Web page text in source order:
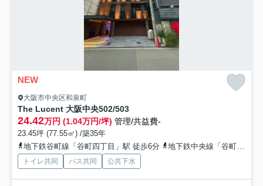
NEW
大阪市中央区和泉町
The Lucent 大阪中央502/503
24.42万円 (1.04万円/坪) 管理/共益費-
23.45坪 (77.55㎡) /築35年
地下鉄谷町線「谷町四丁目」駅 徒歩6分
地下鉄中央線「谷町四丁目」駅 徒歩6分
トイレ共同 バス共同 公共下水